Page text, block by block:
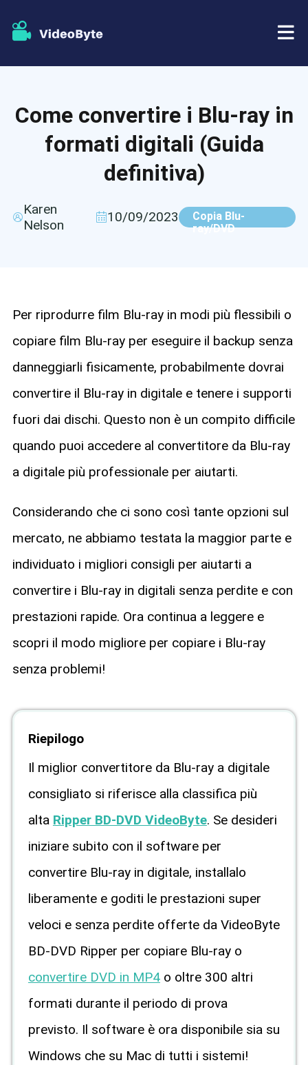
Negozio
Come convertire i Blu-ray in
formati digitali (Guida
definitiva)
Karen
Nelson
10/09/2023
Copia Blu-
ray/DVD
Per riprodurre film Blu-ray in modi più flessibili o
copiare film Blu-ray per eseguire il backup senza
danneggiarli fisicamente, probabilmente dovrai
convertire il Blu-ray in digitale e tenere i supporti
fuori dai dischi. Questo non è un compito difficile
quando puoi accedere al convertitore da Blu-ray
a digitale più professionale per aiutarti.
Considerando che ci sono così tante opzioni sul
mercato, ne abbiamo testata la maggior parte e
individuato i migliori consigli per aiutarti a
convertire i Blu-ray in digitali senza perdite e con
prestazioni rapide. Ora continua a leggere e
scopri il modo migliore per copiare i Blu-ray
senza problemi!
Riepilogo
Il miglior convertitore da Blu-ray a digitale
consigliato si riferisce alla classifica più
alta Ripper BD-DVD VideoByte. Se desideri
iniziare subito con il software per
convertire Blu-ray in digitale, installalo
liberamente e goditi le prestazioni super
veloci e senza perdite offerte da VideoByte
BD-DVD Ripper per copiare Blu-ray o
convertire DVD in MP4o oltre 300 altri
formati durante il periodo di prova
previsto. Il software è ora disponibile sia su
Windows che su Mac di tutti i sistemi!